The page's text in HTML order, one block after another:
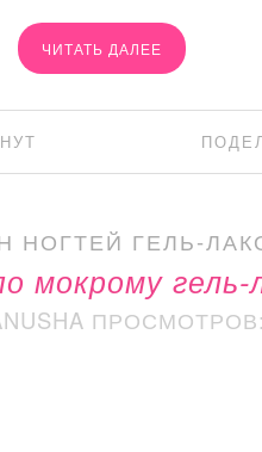
ЧИТАТЬ ДАЛЕЕ
НОГТЕЙ ГЕЛЬ-
мокрому гель-